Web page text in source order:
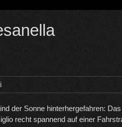
der Sonne hinterhergefahren:
recht spannend auf einer